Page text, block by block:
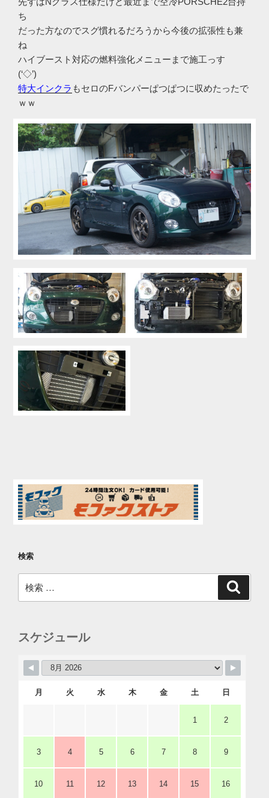
ち
だった方なのでスグ慣れるだろうから今後の拡張性も兼
ね
ハイブースト対応の燃料強化メニューまで施工っす
(‘◇’)ゞ
特大インクラ もセロのFバンパーぱつぱつに収めたったで
ｗｗ
検索
索:
スケジュール
月 火 水 木 金 土 日
1 2
3 4 5 6 7 8 9
10 11 12 13 14 15 16